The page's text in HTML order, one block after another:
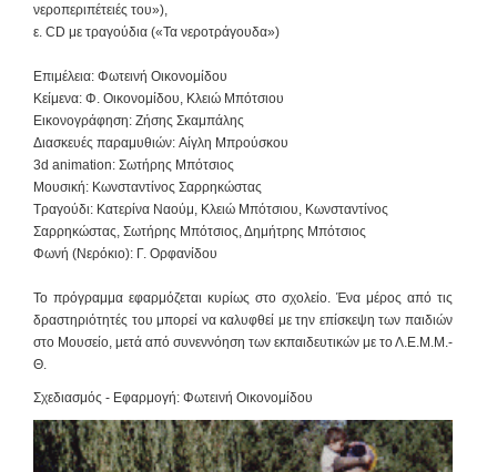
νεροπεριπέτειές του»),
ε. CD με τραγούδια («Τα νεροτράγουδα»)
Επιμέλεια: Φωτεινή Οικονομίδου
Κείμενα: Φ. Οικονομίδου, Κλειώ Μπότσιου
Εικονογράφηση: Ζήσης Σκαμπάλης
Διασκευές παραμυθιών: Αίγλη Μπρούσκου
3d animation: Σωτήρης Μπότσιος
Μουσική: Κωνσταντίνος Σαρρηκώστας
Τραγούδι: Κατερίνα Ναούμ, Κλειώ Μπότσιου, Κωνσταντίνος
Σαρρηκώστας, Σωτήρης Μπότσιος, Δημήτρης Μπότσιος
Φωνή (Νερόκιο): Γ. Ορφανίδου
Το πρόγραμμα εφαρμόζεται κυρίως στο σχολείο. Ένα μέρος από τις
δραστηριότητές του μπορεί να καλυφθεί με την επίσκεψη των παιδιών
στο Μουσείο, μετά από συνεννόηση των εκπαιδευτικών με το Λ.Ε.Μ.Μ.-
Θ.
Σχεδιασμός - Εφαρμογή: Φωτεινή Οικονομίδου